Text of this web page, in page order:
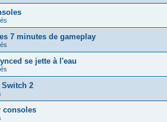
7 minutes de gameplay
se jette à l'eau
Switch 2
consoles